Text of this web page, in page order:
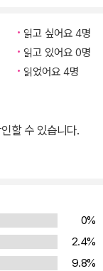
다. 『아메리카의 비
가 미국 문학에 처음
치밀한 문학 세계를
이 흥미롭다. 일찍
추한 모습과 불평
회 문제에 관심을
의 날카로운 문제
실을 가감 없이
작품은 환경과 유
도 설득력 있게 그
주인공 클라이드
읽고 싶어요 4명
읽고 있어요 0명
읽었어요 4명
할 수 있습니다.
0%
2.4%
9.8%